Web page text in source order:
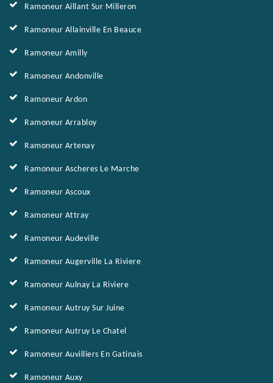
Ramoneur Aillant Sur Milleron
Ramoneur Allainville En Beauce
Ramoneur Amilly
Ramoneur Andonville
Ramoneur Ardon
Ramoneur Arrabloy
Ramoneur Artenay
Ramoneur Ascheres Le Marche
Ramoneur Ascoux
Ramoneur Attray
Ramoneur Audeville
Ramoneur Augerville La Riviere
Ramoneur Aulnay La Riviere
Ramoneur Autruy Sur Juine
Ramoneur Autruy Le Chatel
Ramoneur Auvilliers En Gatinais
Ramoneur Auxy